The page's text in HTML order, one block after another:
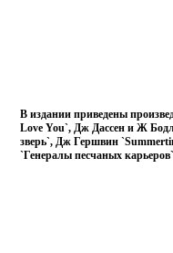
В издании приведены
Love You`, Дж Дассен и Ж
зверь`, Дж Гершвин
`Генералы песчаных